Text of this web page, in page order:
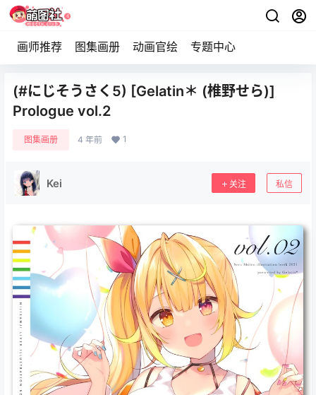
画师推荐 图集画册 动画官绘 专题中心
(#にじそうさく5) [Gelatin＊ (椎野せら)]
Prologue vol.2
图集画册 4 年前 1
Kei 关注 私信